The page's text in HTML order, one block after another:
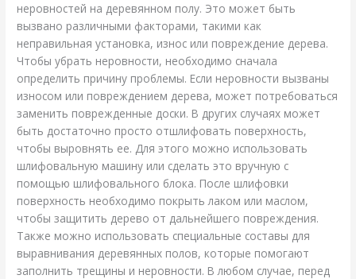
неровностей на деревянном полу. Это может быть
вызвано различными факторами, такими как
неправильная установка, износ или повреждение дерева.
Чтобы убрать неровности, необходимо сначала
определить причину проблемы. Если неровности вызваны
износом или повреждением дерева, может потребоваться
заменить поврежденные доски. В других случаях может
быть достаточно просто отшлифовать поверхность,
чтобы выровнять ее. Для этого можно использовать
шлифовальную машину или сделать это вручную с
помощью шлифовального блока. После шлифовки
поверхность необходимо покрыть лаком или маслом,
чтобы защитить дерево от дальнейшего повреждения.
Также можно использовать специальные составы для
выравнивания деревянных полов, которые помогают
заполнить трещины и неровности. В любом случае, перед